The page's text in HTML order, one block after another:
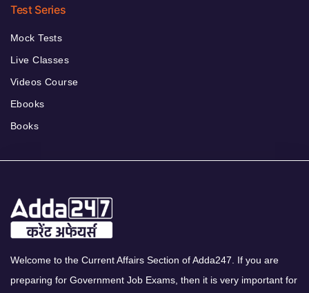
Test Series
Mock Tests
Live Classes
Videos Course
Ebooks
Books
Welcome to the Current Affairs Section of Adda247. If you are
preparing for Government Job Exams, then it is very important for